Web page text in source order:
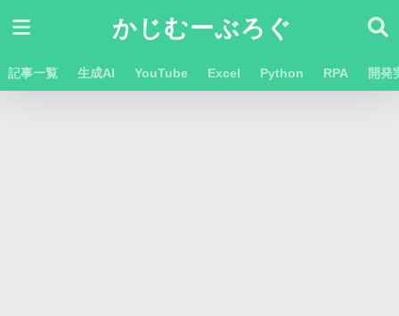
かじむーぶろぐ
記事一覧 生成AI YouTube Excel Python RPA 開発